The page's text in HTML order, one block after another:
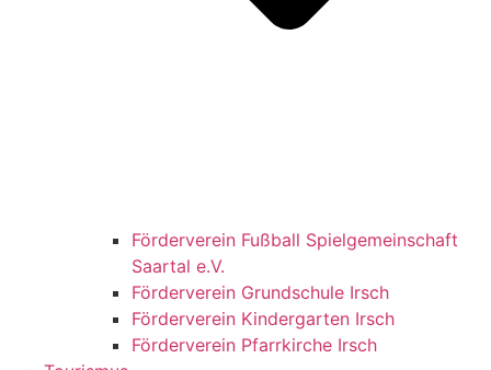
Förderverein Fußball Spielgemeinschaft
Saartal e.V.
Förderverein Grundschule Irsch
Förderverein Kindergarten Irsch
Förderverein Pfarrkirche Irsch